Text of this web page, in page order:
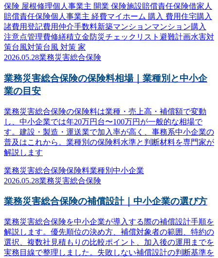
保険 屋根修理個人事業主 開業 保険施設賠償責任保険借家人
賠償責任保険個人事業主 経費マイホーム 購入 費用住宅購入
諸費用登記費用仲介手数料新築マンションマンション購入
注意点管理費修繕積立金防災チェックリスト 避難計画水害対
策台風対策台風 対策 家
2026.05.28業務災害総合保険
業務災害総合保険の保険料相場｜業種別と中小企
業の目安
業務災害総合保険の保険料は業種・売上高・補償額で変動
し、中小企業では年20万円台〜100万円が一般的な相場で
す。建設・製造・運送業で加入率が高く、事務系中小企業の
普及はこれから。業種別の保険料水準と判断材料を専門家が
解説します
業務災害総合保険保険料業種別 中小企業
2026.05.28業務災害総合保険
業務災害総合保険の補償設計｜中小企業の選び方
業務災害総合保険を中小企業が導入する際の補償設計手順を
解説します。優先順位の決め方、補償対象者の範囲、特約の
選択、複数社見積もりの比較ポイント、加入後の運用までを
実務目線で整理しました。失敗しない補償設計の判断基準を